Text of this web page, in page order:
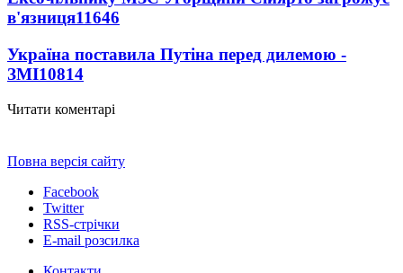
в'язниця11646
Україна поставила Путіна перед дилемою -
ЗМІ10814
Читати коментарі
Повна версія сайту
Facebook
Twitter
RSS-стрічки
E-mail розсилка